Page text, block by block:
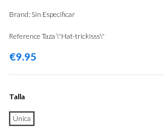
Brand: Sin Especificar
ReferenceTaza \"Hat-trickisss\"
€9.95
Talla
Única